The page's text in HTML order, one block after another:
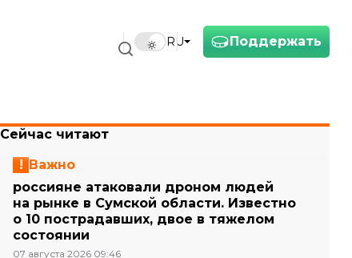
Поддержать
RU
Сейчас читают
Важно
россияне атаковали дроном людей
на рынке в Сумской области. Известно
о 10 пострадавших, двое в тяжелом
состоянии
07 августа 2026 09:46